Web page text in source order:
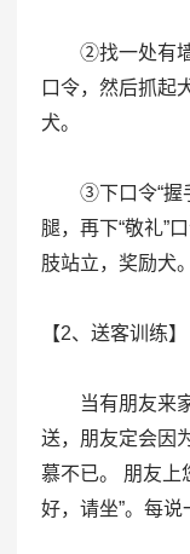
②找一处有墙
口令，然后抓起
犬。
③下口令“握手
腿，再下“敬礼”
肢站立，奖励犬。
【2、送客训练】
当有朋友来家
送，朋友定会因
慕不已。 朋友上
好，请坐”。每说